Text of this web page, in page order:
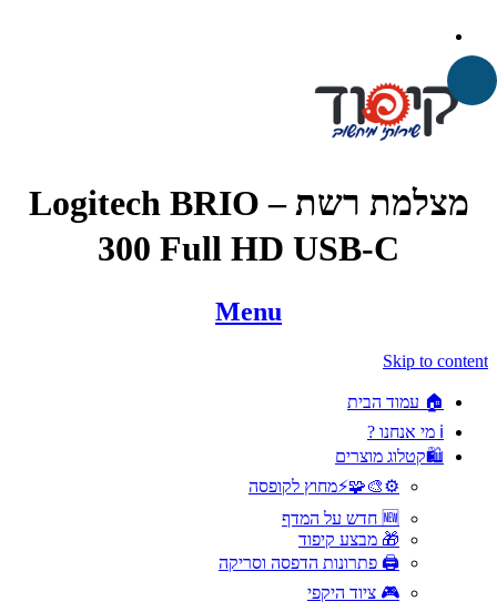
מצלמת רשת – Logitech BRIO
300 Full HD USB-C
Menu
Skip to content
🏠 עמוד הבית
ℹ️ מי אנחנו ?
🛍️קטלוג מוצרים
⚙️🎨🧩⚡️מחוץ לקופסה
🆕 חדש על המדף
🎁 מבצע קיפוד
🖨️ פתרונות הדפסה וסריקה
🎮 ציוד היקפי